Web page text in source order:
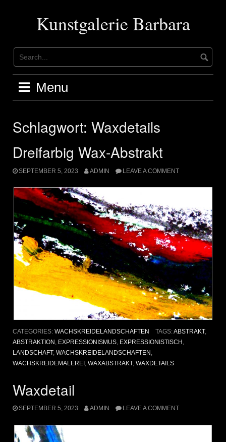
Kunstgalerie Barbara
Menu
Schlagwort: Waxdetails
Dreifarbig Wax-Abstrakt
SEPTEMBER 5, 2023 ADMIN LEAVE A COMMENT
CATEGORIES: WACHSKREIDELANDSCHAFTEN TAGS:ABSTRAKT,
ABSTRAKTION EXPRESSIONISMUS EXPRESSIONISTISCH
LANDSCHAFT, WACHSKREIDELANDSCHAFTEN
WACHSKREIDEMALEREI WAXABSTRAKT, WAXDETAILS
Waxdetail
SEPTEMBER 5, 2023 ADMIN LEAVE A COMMENT